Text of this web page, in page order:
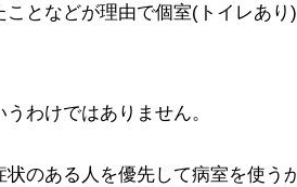
となどが理由で個室(トイレあ
わけではありません。
のある人を優先して病室を使う